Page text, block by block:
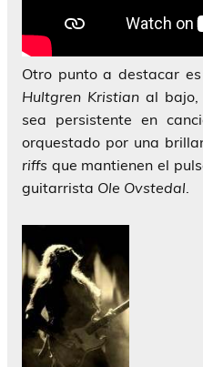
Otro punto a destacar
Hultgren Kristian al bajo,
sea persistente en
orquestado por una
riffs que mantienen el
guitarrista Ole Ovstedal